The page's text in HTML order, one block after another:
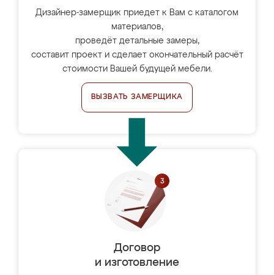
Дизайнер-замерщик приедет к Вам с каталогом
материалов,
проведёт детальные замеры,
составит проект и сделает окончательный расчёт
стоимости Вашей будущей мебели.
ВЫЗВАТЬ ЗАМЕРЩИКА
Договор
и изготовление